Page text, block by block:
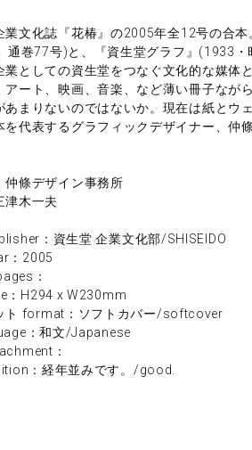
業文化誌『花椿』の2005年全12号の合
通巻77号)と、『資生堂グラフ』(1933
業としての資生堂をつなぐ文化的な媒体
アート、映画、音楽、など薄い冊子なが
あまりないのではないか。現在は紙とウ
を代表するグラフィックデザイナー、
仲條デザイン事務所
津木一夫
：資生堂 企業文化部/SHISEIDO
：2005
：
：H294 x W230mm
ト format：ソフトカバー/softcover
：和文/Japanese
：
：経年並みです。/good.